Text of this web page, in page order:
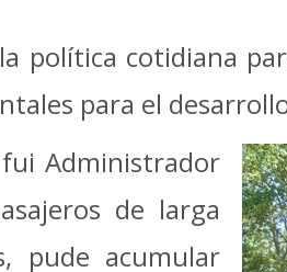
política cotidiana
para el
Administrador
de larga
pude acumular